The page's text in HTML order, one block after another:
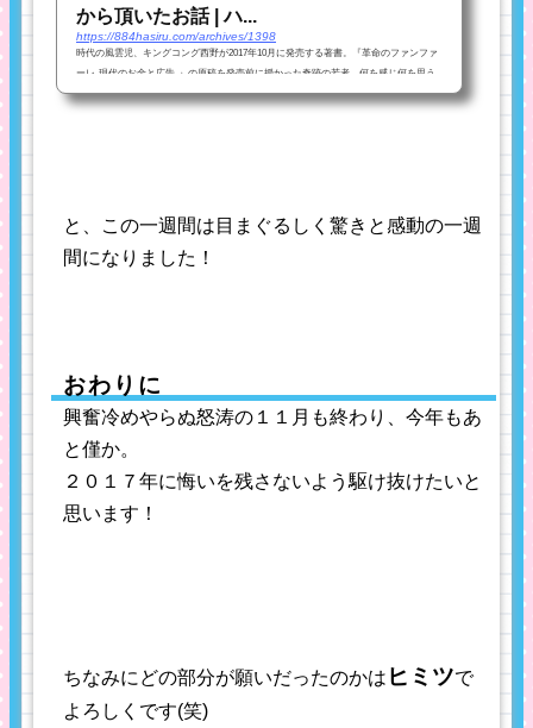
から頂いたお話 | ハ...
https://884hasiru.com/archives/1398
時代の風雲児、キングコング西野が2017年10月に発売する著書。『革命のファンファ
ーレ-現代のお金と広告-』の原稿を発売前に授かった奇跡の若者。何を感じ何を思う
かを綴る。
と、この一週間は目まぐるしく驚きと感動の一週
間になりました！
おわりに
興奮冷めやらぬ怒涛の１１月も終わり、今年もあ
と僅か。
２０１７年に悔いを残さないよう駆け抜けたいと
思います！
ちなみにどの部分が願いだったのかは ヒミツで
よろしくです(笑)